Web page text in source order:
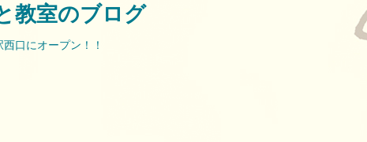
教室のブログ
口にオープン！！